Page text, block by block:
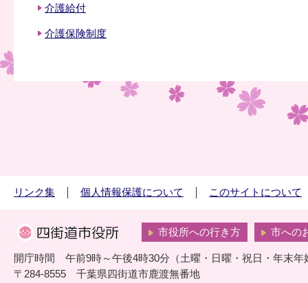
介護給付
介護保険制度
リンク集 個人情報保護について このサイトについて
市役所への行き方 市への
開庁時間 午前9時～午後4時30分（土曜・日曜・祝日・年末年
〒284-8555 千葉県四街道市鹿渡無番地